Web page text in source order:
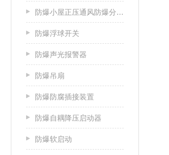
防爆小屋正压通风防爆分析小屋
防爆浮球开关
防爆声光报警器
防爆吊扇
防爆防腐插接装置
防爆自耦降压启动器
防爆软启动